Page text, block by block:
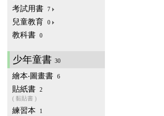
考試用書 7
兒童教育 0
教科書 0
少年童書 30
繪本‧圖畫書 6
貼紙書 2
( 黏貼書 )
練習本 1